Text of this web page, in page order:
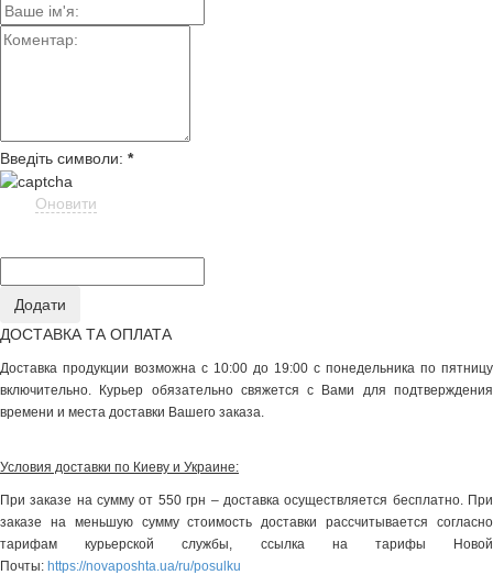
Введіть символи: *
Оновити
ДОСТАВКА ТА ОПЛАТА
Доставка продукции возможна с 10:00 до 19:00 с понедельника по пятницу
включительно. Курьер обязательно свяжется с Вами для подтверждения
времени и места доставки Вашего заказа.
Условия доставки по Киеву и Украине:
При заказе на сумму от 550 грн – доставка осуществляется бесплатно. При
заказе на меньшую сумму стоимость доставки рассчитывается согласно
тарифам курьерской службы, ссылка на тарифы Новой
Почты: https://novaposhta.ua/ru/posulku